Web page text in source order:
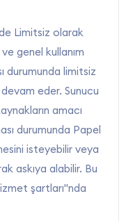
Limitsiz olarak
genel kullanım
durumunda limitsiz
eder. Sunucu
amacı
durumunda Papel
isteyebilir veya
askıya alabilir. Bu
şartları"nda